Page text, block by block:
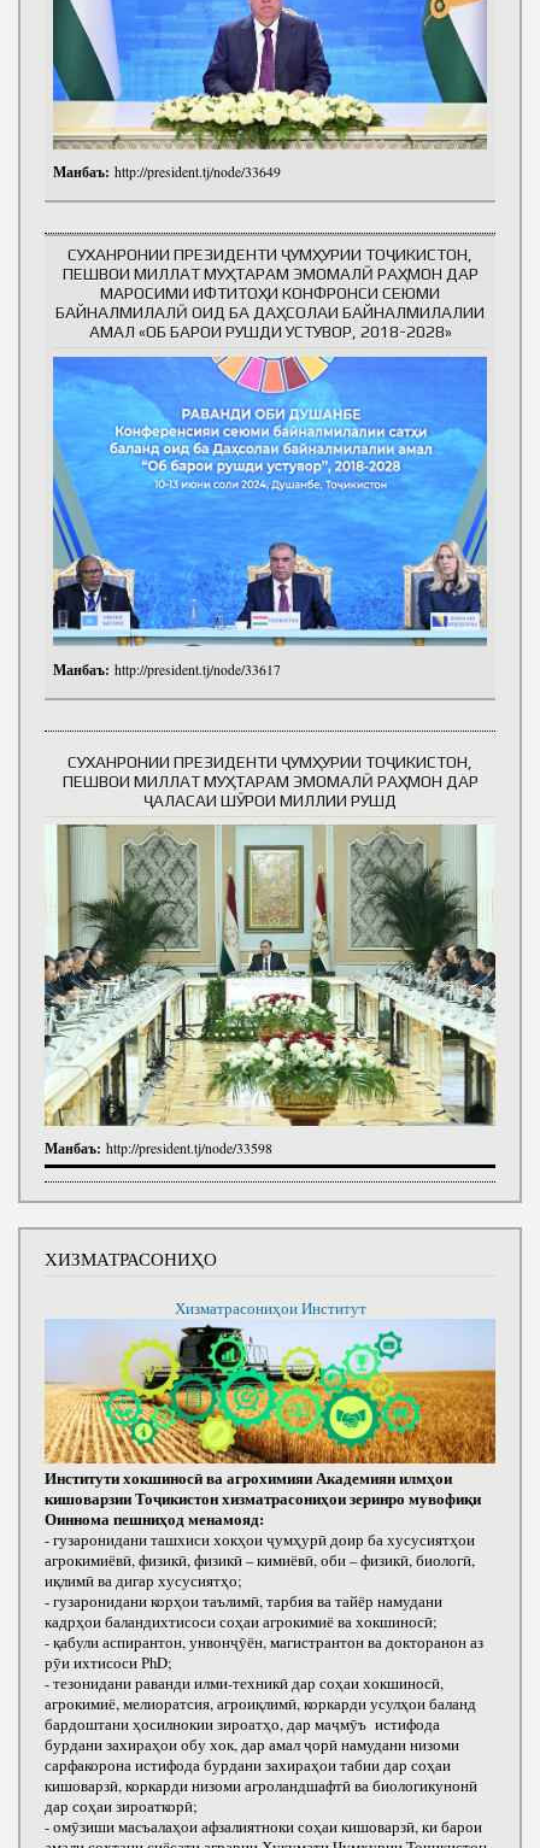
Манбаъ: http://president.tj/node/33649
СУХАНРОНИИ ПРЕЗИДЕНТИ ҶУМҲУРИИ ТОҶИКИСТОН,
ПЕШВОИ МИЛЛАТ МУҲТАРАМ ЭМОМАЛӢ РАҲМОН ДАР
МАРОСИМИ ИФТИТОҲИ КОНФРОНСИ СЕЮМИ
БАЙНАЛМИЛАЛӢ ОИД БА ДАҲСОЛАИ БАЙНАЛМИЛАЛИИ
АМАЛ «ОБ БАРОИ РУШДИ УСТУВОР, 2018-2028»
Манбаъ: http://president.tj/node/33617
СУХАНРОНИИ ПРЕЗИДЕНТИ ҶУМҲУРИИ ТОҶИКИСТОН,
ПЕШВОИ МИЛЛАТ МУҲТАРАМ ЭМОМАЛӢ РАҲМОН ДАР
ҶАЛАСАИ ШӮРОИ МИЛЛИИ РУШД
Манбаъ: http://president.tj/node/33598
ХИЗМАТРАСОНИҲО
Хизматрасониҳои Институт
Институти хокшиносӣ ва агрохимияи Академияи илмҳои
кишоварзии Тоҷикистон хизматрасониҳои зеринро мувофиқи
Оиннома пешниҳод менамояд:
- гузаронидани ташхиси хокҳои ҷумҳурӣ доир ба хусусиятҳои
агрокимиёвӣ, физикӣ, физикӣ – кимиёвӣ, оби – физикӣ, биологӣ,
иқлимӣ ва дигар хусусиятҳо;
- гузаронидани корҳои таълимӣ, тарбия ва тайёр намудани
кадрҳои баландихтисоси соҳаи агрокимиё ва хокшиносӣ;
- қабули аспирантон, унвонҷӯён, магистрантон ва докторанон аз
рӯи ихтисоси РhD;
- тезонидани раванди илми-техникӣ дар соҳаи хокшиносӣ,
агрокимиё, мелиоратсия, агроиқлимӣ, коркарди усулҳои баланд
бардоштани ҳосилнокии зироатҳо, дар маҷмӯъ истифода
бурдани захираҳои обу хок, дар амал ҷорӣ намудани низоми
сарфакорона истифода бурдани захираҳои табии дар соҳаи
кишоварзӣ, коркарди низоми агроландшафтӣ ва биологикунонӣ
дар соҳаи зироаткорӣ;
- омӯзиши масъалаҳои афзалиятноки соҳаи кишоварзӣ, ки барои